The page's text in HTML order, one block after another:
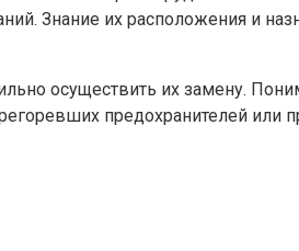
Знание их расположения и
осуществить их замену.
предохранителей или